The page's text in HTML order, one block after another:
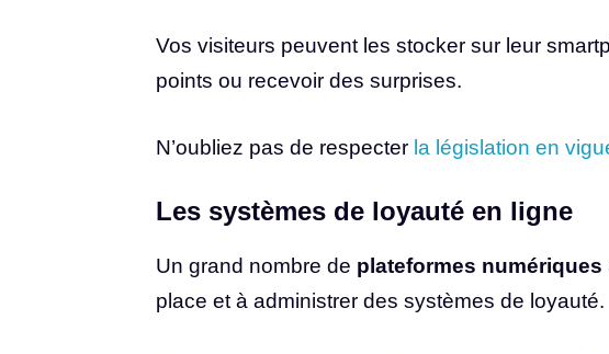
Vos visiteurs peuvent les stocker sur leur
points ou recevoir des surprises.
N’oubliez pas de respecter la législation en
Les systèmes de loyauté en ligne
Un grand nombre de plateformes numériques
place et à administrer des systèmes de loyauté.